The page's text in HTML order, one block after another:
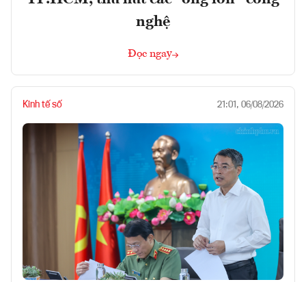
nghệ
Đọc ngay
Kinh tế số 21:01, 06/08/2026